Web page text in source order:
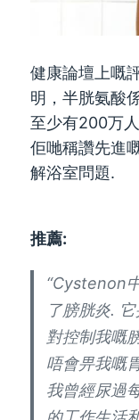
健康論壇上嘅
明，半胱氨酸
至少有200万
佢哋稱讚先進
解浴室問題.
推薦:
“Cystenon
了膀胱炎.
對控制我嘅
唔會畀我嘅
我曾經尿過